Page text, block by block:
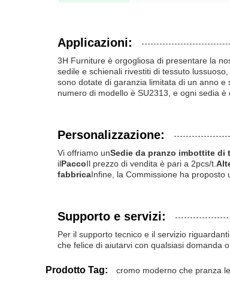
Applicazioni:
3H Furniture è orgogliosa di presentare la
sedile e schienali rivestiti di tessuto
sono dotate di garanzia limitata di un anno
numero di modello è SU2313, e ogni sedia
Personalizzazione:
Vi offriamo unSedie da pranzo imbottite di
ilPaccoIl prezzo di vendita è pari a 2pcs/t.
fabbricaInfine, la Commissione ha proposto
Supporto e servizi:
Per il supporto tecnico e il servizio
che felice di aiutarvi con qualsiasi domanda
Prodotto Tag: cromo moderno che pranza